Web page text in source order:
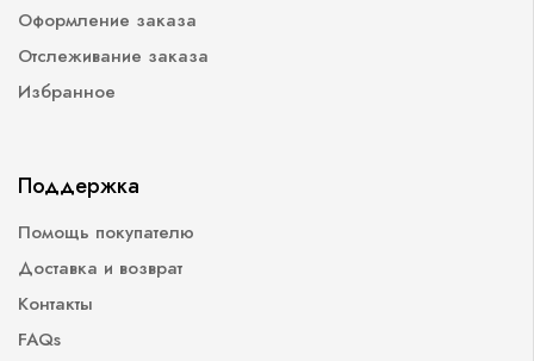
Оформление заказа
Отслеживание заказа
Избранное
Поддержка
Помощь покупателю
Доставка и возврат
Контакты
FAQs